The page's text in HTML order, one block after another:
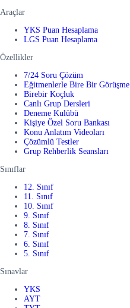
Araçlar
YKS Puan Hesaplama
LGS Puan Hesaplama
Özellikler
7/24 Soru Çözüm
Eğitmenlerle Bire Bir Görüşme
Birebir Koçluk
Canlı Grup Dersleri
Deneme Kulübü
Kişiye Özel Soru Bankası
Konu Anlatım Videoları
Çözümlü Testler
Grup Rehberlik Seansları
Sınıflar
12. Sınıf
11. Sınıf
10. Sınıf
9. Sınıf
8. Sınıf
7. Sınıf
6. Sınıf
5. Sınıf
Sınavlar
YKS
AYT